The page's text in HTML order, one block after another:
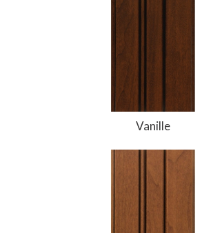
Vanille